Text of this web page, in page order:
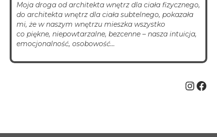
Moja droga od architekta wnętrz dla ciała fizycznego,
do architekta wnętrz dla ciała subtelnego, pokazała
mi, że w naszym wnętrzu mieszka wszystko
co piękne, niepowtarzalne, bezcenne – nasza intuicja,
emocjonalność, osobowość…